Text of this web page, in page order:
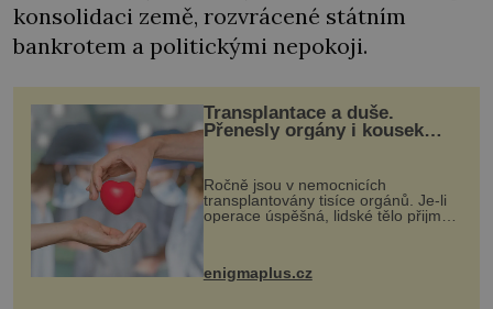
konsolidaci země, rozvrácené státním
bankrotem a politickými nepokoji.
Transplantace a duše.
Přenesly orgány i kousek
Ročně jsou v nemocnicích
transplantovány tisíce orgánů. Je-li
operace úspěšná, lidské tělo přijme
enigmaplus.cz